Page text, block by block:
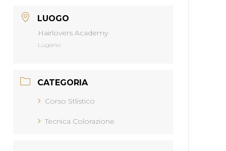
LUOGO
Hairlovers Academy
Lugano
CATEGORIA
Corso Stlistico
Tecnica Colorazione